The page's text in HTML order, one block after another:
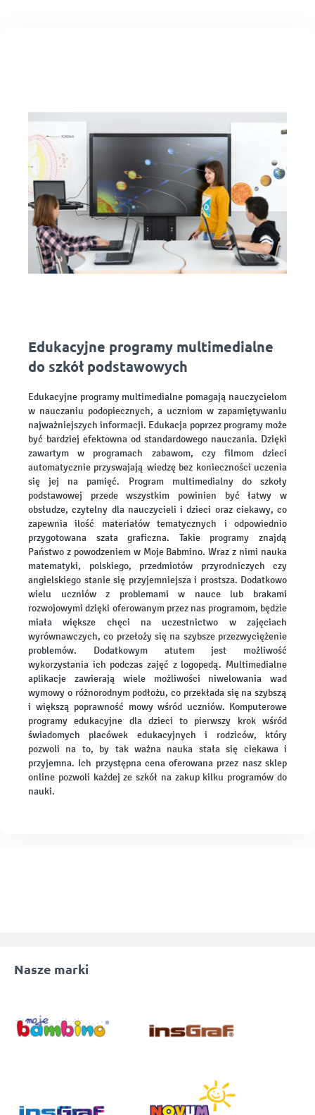
Edukacyjne programy multimedialne
do szkół podstawowych
Edukacyjne programy multimedialne pomagają nauczycielom
w nauczaniu podopiecznych, a uczniom w zapamiętywaniu
najważniejszych informacji. Edukacja poprzez programy może
być bardziej efektowna od standardowego nauczania. Dzięki
zawartym w programach zabawom, czy filmom dzieci
automatycznie przyswajają wiedzę bez konieczności uczenia
się jej na pamięć. Program multimedialny do szkoły
podstawowej przede wszystkim powinien być łatwy w
obsłudze, czytelny dla nauczycieli i dzieci oraz ciekawy, co
zapewnia ilość materiałów tematycznych i odpowiednio
przygotowana szata graficzna. Takie programy znajdą
Państwo z powodzeniem w Moje Babmino. Wraz z nimi nauka
matematyki, polskiego, przedmiotów przyrodniczych czy
angielskiego stanie się przyjemniejsza i prostsza. Dodatkowo
wielu uczniów z problemami w nauce lub brakami
rozwojowymi dzięki oferowanym przez nas programom, będzie
miała większe chęci na uczestnictwo w zajęciach
wyrównawczych, co przełoży się na szybsze przezwyciężenie
problemów. Dodatkowym atutem jest możliwość
wykorzystania ich podczas zajęć z logopedą. Multimedialne
aplikacje zawierają wiele możliwości niwelowania wad
wymowy o różnorodnym podłożu, co przekłada się na szybszą
i większą poprawność mowy wśród uczniów. Komputerowe
programy edukacyjne dla dzieci to pierwszy krok wśród
świadomych placówek edukacyjnych i rodziców, który
pozwoli na to, by tak ważna nauka stała się ciekawa i
przyjemna. Ich przystępna cena oferowana przez nasz sklep
online pozwoli każdej ze szkół na zakup kilku programów do
nauki.
Nasze marki